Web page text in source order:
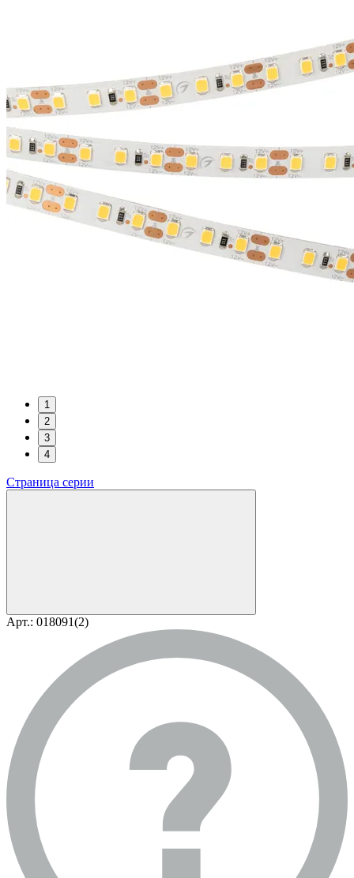
1
2
3
4
Страница серии
Арт.: 018091(2)